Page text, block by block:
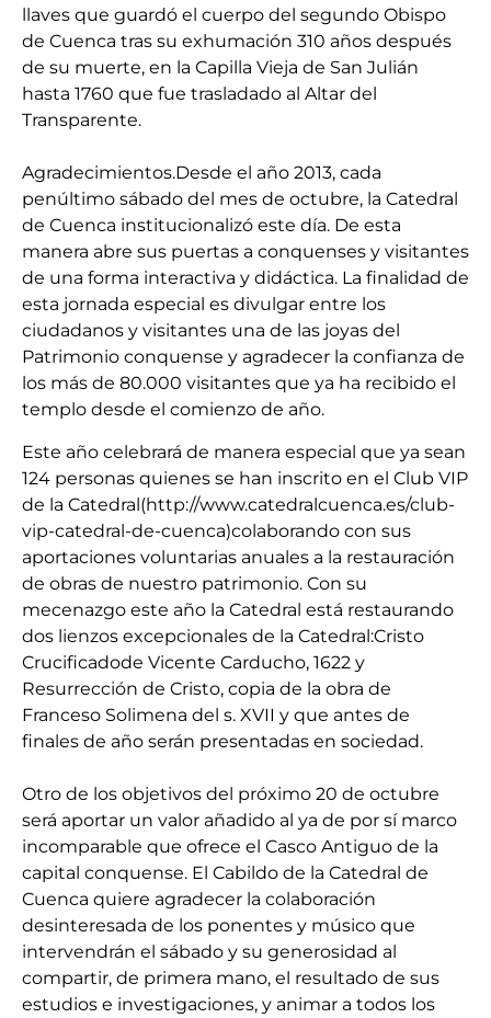
llaves que guardó el cuerpo del segundo Obispo
de Cuenca tras su exhumación 310 años después
de su muerte, en la Capilla Vieja de San Julián
hasta 1760 que fue trasladado al Altar del
Transparente.
Agradecimientos.Desde el año 2013, cada
penúltimo sábado del mes de octubre, la Catedral
de Cuenca institucionalizó este día. De esta
manera abre sus puertas a conquenses y visitantes
de una forma interactiva y didáctica. La finalidad de
esta jornada especial es divulgar entre los
ciudadanos y visitantes una de las joyas del
Patrimonio conquense y agradecer la confianza de
los más de 80.000 visitantes que ya ha recibido el
templo desde el comienzo de año.
Este año celebrará de manera especial que ya sean
124 personas quienes se han inscrito en el Club VIP
de la Catedral(http://www.catedralcuenca.es/club-
vip-catedral-de-cuenca)colaborando con sus
aportaciones voluntarias anuales a la restauración
de obras de nuestro patrimonio. Con su
mecenazgo este año la Catedral está restaurando
dos lienzos excepcionales de la Catedral:Cristo
Crucificadode Vicente Carducho, 1622 y
Resurrección de Cristo, copia de la obra de
Franceso Solimena del s. XVII y que antes de
finales de año serán presentadas en sociedad.
Otro de los objetivos del próximo 20 de octubre
será aportar un valor añadido al ya de por sí marco
incomparable que ofrece el Casco Antiguo de la
capital conquense. El Cabildo de la Catedral de
Cuenca quiere agradecer la colaboración
desinteresada de los ponentes y músico que
intervendrán el sábado y su generosidad al
compartir, de primera mano, el resultado de sus
estudios e investigaciones, y animar a todos los